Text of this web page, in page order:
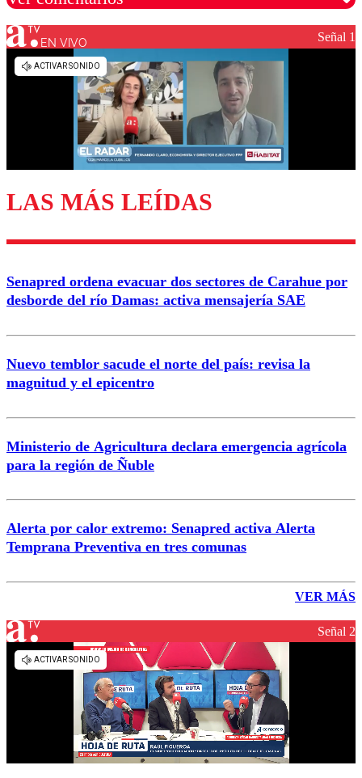
Los comentarios son moderados para garantizar un
diálogo respetuoso.
Enviar comentario
EN VIVO Señal 1
LAS MÁS LEÍDAS
Senapred ordena evacuar dos sectores de Carahue por
desborde del río Damas: activa mensajería SAE
Nuevo temblor sacude el norte del país: revisa la
magnitud y el epicentro
Ministerio de Agricultura declara emergencia agrícola
para la región de Ñuble
Alerta por calor extremo: Senapred activa Alerta
Temprana Preventiva en tres comunas
VER MÁS
Señal 2